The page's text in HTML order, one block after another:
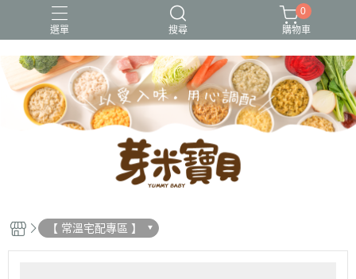
選單 搜尋
冷凍出貨 冷凍常溫出貨 常溫出貨 無調味 熱銷好評
0
購物車
【 常溫宅配專區 】